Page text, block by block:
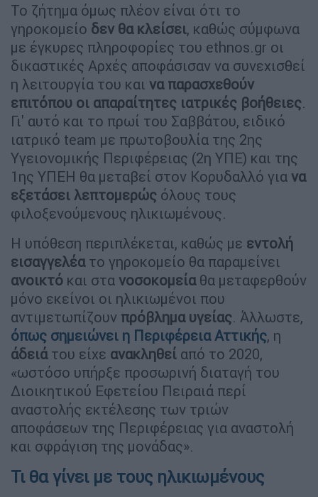
Το ζήτημα όμως πλέον είναι ότι το
γηροκομείο δεν θα κλείσει, καθώς σύμφωνα
με έγκυρες πληροφορίες του ethnos.gr οι
δικαστικές Αρχές αποφάσισαν να συνεχισθεί
η λειτουργία του και να παρασχεθούν
επιτόπου οι απαραίτητες ιατρικές βοήθειες.
Γι' αυτό και το πρωί του Σαββάτου, ειδικό
ιατρικό team με πρωτοβουλία της 2ης
Υγειονομικής Περιφέρειας (2η ΥΠΕ) και της
1ης ΥΠΕΗ θα μεταβεί στον Κορυδαλλό για να
εξετάσει λεπτομερώς όλους τους
φιλοξενούμενους ηλικιωμένους.
Η υπόθεση περιπλέκεται, καθώς με εντολή
εισαγγελέατο γηροκομείο θα παραμείνει
ανοικτό και στα νοσοκομείαθα μεταφερθούν
μόνο εκείνοι οι ηλικιωμένοι που
αντιμετωπίζουν πρόβλημα υγείας. Άλλωστε,
όπως σημειώνει η Περιφέρεια Αττικής, η
άδειάτου είχε ανακληθεί από το 2020,
«ωστόσο υπήρξε προσωρινή διαταγή του
Διοικητικού Εφετείου Πειραιά περί
αναστολής εκτέλεσης των τριών
αποφάσεων της Περιφέρειας για αναστολή
και σφράγιση της μονάδας».
Τι θα γίνει με τους ηλικιωμένους